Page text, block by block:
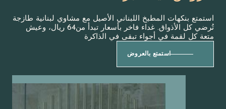
المطبخ اللبناني الأصيل مع مشاوي لبنانية طازجة
تُرضي كل الأذواق. غداء فاخر بأسعار تبدأ من64 ريال، وعيش
في أجواء تبقى في الذاكرة
استمتع بالعروض